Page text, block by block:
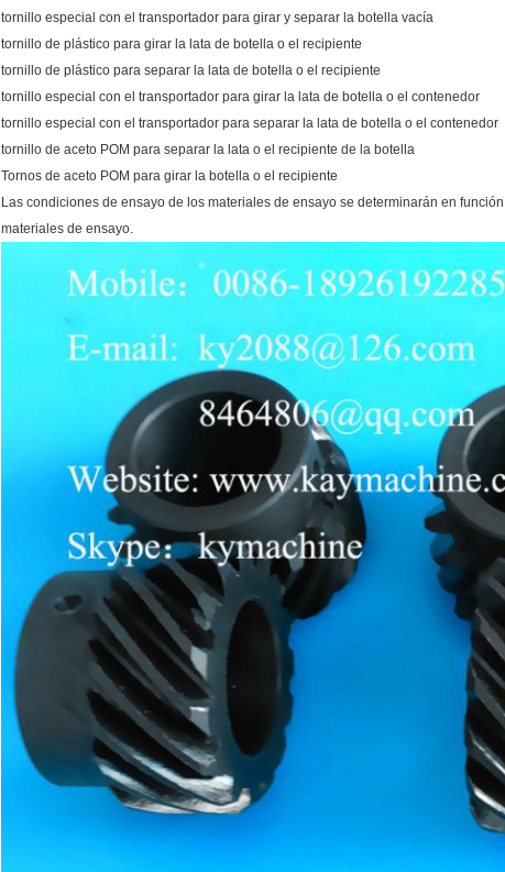
tornillo especial con el transportador para girar y separar la botella vacía
tornillo de plástico para girar la lata de botella o el recipiente
tornillo de plástico para separar la lata de botella o el recipiente
tornillo especial con el transportador para girar la lata de botella o el contenedor
tornillo especial con el transportador para separar la lata de botella o el contenedor
tornillo de aceto POM para separar la lata o el recipiente de la botella
Tornos de aceto POM para girar la botella o el recipiente
Las condiciones de ensayo de los materiales de ensayo se determinarán en
materiales de ensayo.